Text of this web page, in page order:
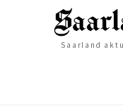
Saarland